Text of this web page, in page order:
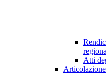
Atti